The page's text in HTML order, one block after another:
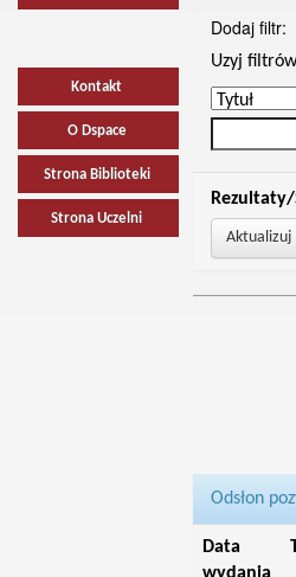
Kontakt
O Dspace
Strona Biblioteki
Strona Uczelni
Dodaj filtr:
Uzyj
Odsłon
Data